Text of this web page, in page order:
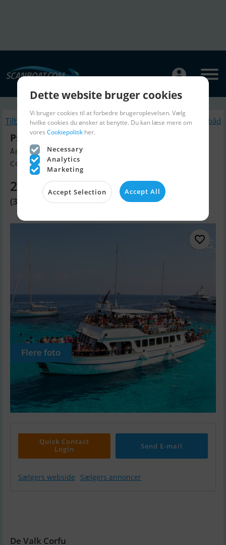
Tilbage Lignende Motorbåd
Psaros Aegean Caique Day Passenger
Årgang 1966, Motorbåd til salg
Contact De Valk Corfu, Grækenla...
2.239.530 DKK
(300.000 EUR)
Flere foto
Quick Contact
Login
Send E-mail
Sælgers webside Sælgers annoncer
De Valk Corfu
Dette website bruger cookies
Vi bruger cookies til at forbedre brugeroplevelsen. Vælg
hvilke cookies du ønsker at benytte. Du kan læse mere om
vores Cookiepolitik her.
Necessary
Analytics
Marketing
Accept Selection Accept All